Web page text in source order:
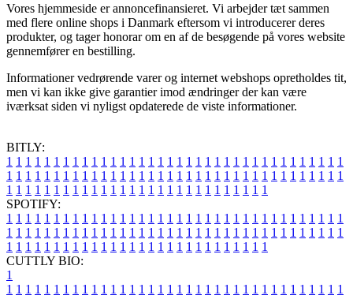
Vores hjemmeside er annoncefinansieret. Vi arbejder tæt sammen
med flere online shops i Danmark eftersom vi introducerer deres
produkter, og tager honorar om en af de besøgende på vores website
gennemfører en bestilling.
Informationer vedrørende varer og internet webshops opretholdes tit,
men vi kan ikke give garantier imod ændringer der kan være
iværksat siden vi nyligst opdaterede de viste informationer.
BITLY:
1 1 1 1 1 1 1 1 1 1 1 1 1 1 1 1 1 1 1 1 1 1 1 1 1 1 1 1 1 1 1 1 1 1 1 1
1 1 1 1 1 1 1 1 1 1 1 1 1 1 1 1 1 1 1 1 1 1 1 1 1 1 1 1 1 1 1 1 1 1 1 1
1 1 1 1 1 1 1 1 1 1 1 1 1 1 1 1 1 1 1 1 1 1 1 1 1 1 1 1
SPOTIFY:
1 1 1 1 1 1 1 1 1 1 1 1 1 1 1 1 1 1 1 1 1 1 1 1 1 1 1 1 1 1 1 1 1 1 1 1
1 1 1 1 1 1 1 1 1 1 1 1 1 1 1 1 1 1 1 1 1 1 1 1 1 1 1 1 1 1 1 1 1 1 1 1
1 1 1 1 1 1 1 1 1 1 1 1 1 1 1 1 1 1 1 1 1 1 1 1 1 1 1 1
CUTTLY BIO:
1
1 1 1 1 1 1 1 1 1 1 1 1 1 1 1 1 1 1 1 1 1 1 1 1 1 1 1 1 1 1 1 1 1 1 1 1